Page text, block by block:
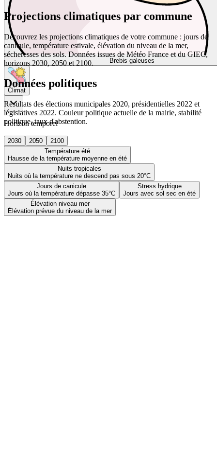
Brebis galeuses
Climat
Horizon temporel
2030 2050
2100
Température été
Hausse de la température moyenne en été
Nuits tropicales
Nuits où la température ne descend pas sous 20°C
Jours de canicule
Jours où la température dépasse 35°C
Stress hydrique
Jours avec sol sec en été
Élévation niveau mer
Élévation prévue du niveau de la mer
Projections climatiques par commune
Découvrez les projections climatiques de votre commune : jours de
canicule, température estivale, élévation du niveau de la mer,
sécheresses des sols. Données issues de Météo France et du GIEC,
horizons 2030, 2050 et 2100.
Données politiques
Résultats des élections municipales 2020, présidentielles 2022 et
législatives 2022. Couleur politique actuelle de la mairie, stabilité
politique, taux d'abstention.